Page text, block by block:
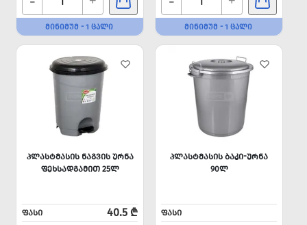
ᲛᲘᲜᲘᲛᲣᲛ - 1 ᲪᲐᲚᲘ ᲛᲘᲜᲘᲛᲣᲛ - 1 ᲪᲐᲚᲘ
ᲞᲚᲐᲡᲢᲛᲐᲡᲘᲡ ᲜᲐᲒᲕᲘᲡ ᲣᲠᲜᲐ
ᲤᲔᲮᲡᲐᲓᲒᲐᲛᲘᲗ 25Ლ
ᲤᲐᲡᲘ 40.5 ₾
ᲞᲚᲐᲡᲢᲛᲐᲡᲘᲡ ᲑᲐᲙᲘ-ᲣᲠᲜᲐ
90Ლ
ᲤᲐᲡᲘ